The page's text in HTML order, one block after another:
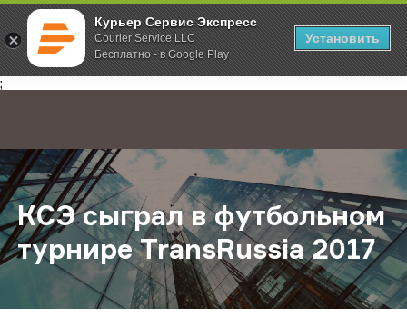
Курьер Сервис Экспресс
Courier Service LLC
Бесплатно - в Google Play
Установить
;
Главная О компании Новости КСЭ сыграл в футбольном
КСЭ сыграл в футбольном
турнире TransRussia 2017